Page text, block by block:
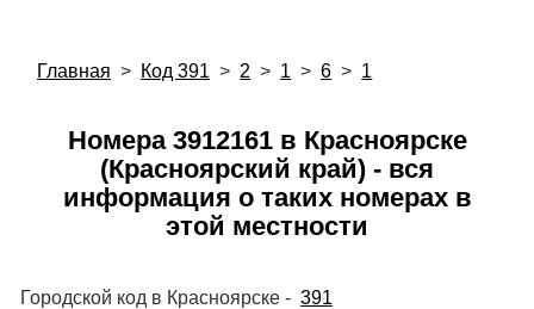
Главная > Код 391 > 2 > 1 > 6 > 1
Номера 3912161 в Красноярске
(Красноярский край) - вся
информация о таких номерах в
этой местности
Городской код в Красноярске - 391